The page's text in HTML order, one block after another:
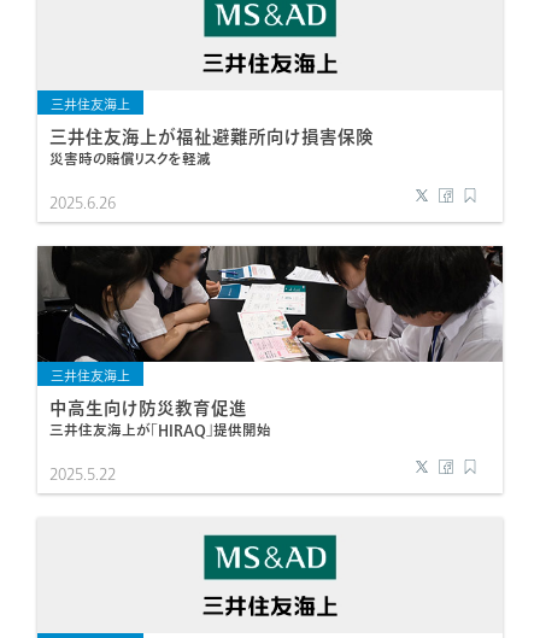
三井住友海上
三井住友海上が福祉避難所向け損害保険
災害時の賠償リスクを軽減
2025.6.26
三井住友海上
中高生向け防災教育促進
三井住友海上が「HIRAQ」提供開始
2025.5.22